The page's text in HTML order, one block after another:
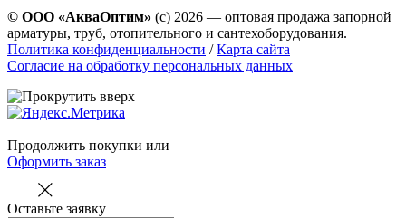
© ООО «АкваОптим» (с) 2026 — оптовая продажа запорной
арматуры, труб, отопительного и сантехоборудования.
Политика конфиденциальности /Карта сайта
Согласие на обработку персональных данных
Продолжить покупки или
Оформить заказ
Оставьте заявку